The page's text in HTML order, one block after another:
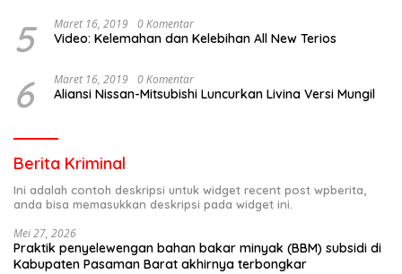
5 Maret 16, 2019 0 Komentar
Video: Kelemahan dan Kelebihan All New Terios
6 Maret 16, 2019 0 Komentar
Aliansi Nissan-Mitsubishi Luncurkan Livina Versi Mungil
Berita Kriminal
Ini adalah contoh deskripsi untuk widget recent post wpberita,
anda bisa memasukkan deskripsi pada widget ini.
Mei 27, 2026
Praktik penyelewengan bahan bakar minyak (BBM) subsidi di
Kabupaten Pasaman Barat akhirnya terbongkar